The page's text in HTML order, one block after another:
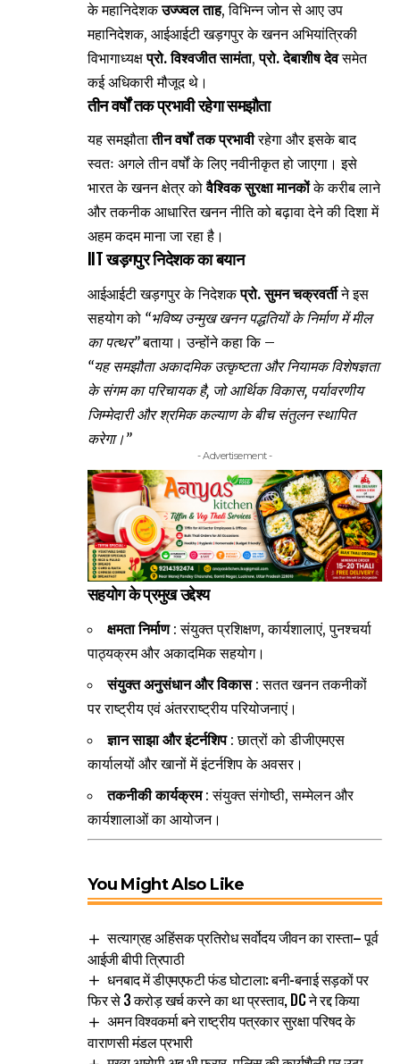
के महानिदेशकउज्ज्वल ताह, विभिन्न जोन से आए उप
महानिदेशक, आईआईटी खड़गपुर के खनन अभियांत्रिकी
विभागाध्यक्षप्रो. विश्वजीत सामंता,प्रो. देबाशीष देवसमेत
कई अधिकारी मौजूद थे।
तीन वर्षों तक प्रभावी रहेगा समझौता
यह समझौतातीन वर्षों तक प्रभावीरहेगा और इसके बाद
स्वतः अगले तीन वर्षों के लिए नवीनीकृत हो जाएगा। इसे
भारत के खनन क्षेत्र कोवैश्विक सुरक्षा मानकोंके करीब लाने
और तकनीक आधारित खनन नीति को बढ़ावा देने की दिशा में
अहम कदम माना जा रहा है।
IIT खड़गपुर निदेशक का बयान
आईआईटी खड़गपुर के निदेशकप्रो. सुमन चक्रवर्तीने इस
सहयोग को “भविष्य उन्मुख खनन पद्धतियों के निर्माण में मील
का पत्थर”बताया। उन्होंने कहा कि –
“यह समझौता अकादमिक उत्कृष्टता और नियामक विशेषज्ञता
के संगम का परिचायक है, जो आर्थिक विकास, पर्यावरणीय
जिम्मेदारी और श्रमिक कल्याण के बीच संतुलन स्थापित
करेगा।”
- Advertisement -
सहयोग के प्रमुख उद्देश्य
क्षमता निर्माण: संयुक्त प्रशिक्षण, कार्यशालाएं, पुनश्चर्या
पाठ्यक्रम और अकादमिक सहयोग।
संयुक्त अनुसंधान और विकास: सतत खनन तकनीकों
पर राष्ट्रीय एवं अंतरराष्ट्रीय परियोजनाएं।
ज्ञान साझा और इंटर्नशिप: छात्रों को डीजीएमएस
कार्यालयों और खानों में इंटर्नशिप के अवसर।
तकनीकी कार्यक्रम: संयुक्त संगोष्ठी, सम्मेलन और
कार्यशालाओं का आयोजन।
You Might Also Like
सत्याग्रह अहिंसक प्रतिरोध सर्वोदय जीवन का रास्ता– पूर्व
आईजी बीपी त्रिपाठी
धनबाद में डीएमएफटी फंड घोटाला: बनी-बनाई सड़कों पर
फिर से 3 करोड़ खर्च करने का था प्रस्ताव, DC ने रद्द किया
अमन विश्वकर्मा बने राष्ट्रीय पत्रकार सुरक्षा परिषद के
वाराणसी मंडल प्रभारी